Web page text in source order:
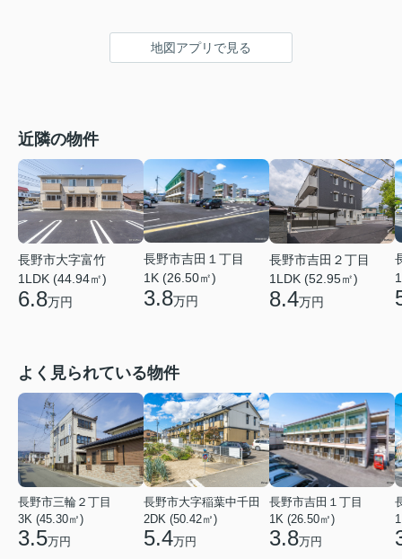
地図アプリで見る
近隣の物件
長野市大字富竹
1LDK (44.94㎡)
6.8万円
長野市吉田１丁目
1K (26.50㎡)
3.8万円
長野市吉田２丁目
1LDK (52.95㎡)
8.4万円
よく見られている物件
長野市三輪２丁目
3K (45.30㎡)
3.5万円
長野市大字稲葉中千田
2DK (50.42㎡)
5.4万円
長野市吉田１丁目
1K (26.50㎡)
3.8万円